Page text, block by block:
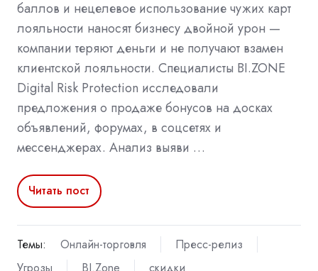
баллов и нецелевое использование чужих карт
лояльности наносят бизнесу двойной урон —
компании теряют деньги и не получают взамен
клиентской лояльности. Специалисты BI.ZONE
Digital Risk Protection исследовали
предложения о продаже бонусов на досках
объявлений, форумах, в соцсетях и
мессенджерах. Анализ выяви …
Читать пост
Темы: Онлайн-торговля
Пресс-релиз